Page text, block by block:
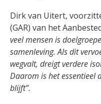
Dirk van Uitert,
(GAR) van het
veel mensen is
samenleving. Als dit
wegvalt, dreigt verdere
Daarom is het essentieel
blijft”.